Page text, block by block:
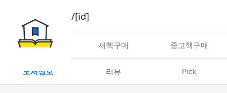
book/rent/[id]
대여 새책구매 중고책구매
도서정보 리뷰 Pick